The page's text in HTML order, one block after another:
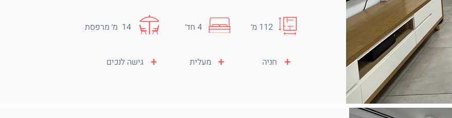
14 מ׳ מרפסת 4 חד׳ 112 מ׳
גישה לנכים + מעלית + חניה +